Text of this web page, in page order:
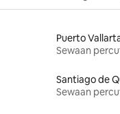
Puerto
Sewaan
Santiago de
Sewaan